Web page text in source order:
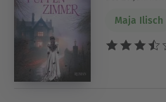
Maja Ilisch